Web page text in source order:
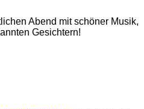
Abend mit schöner Musik,
Gesichtern!